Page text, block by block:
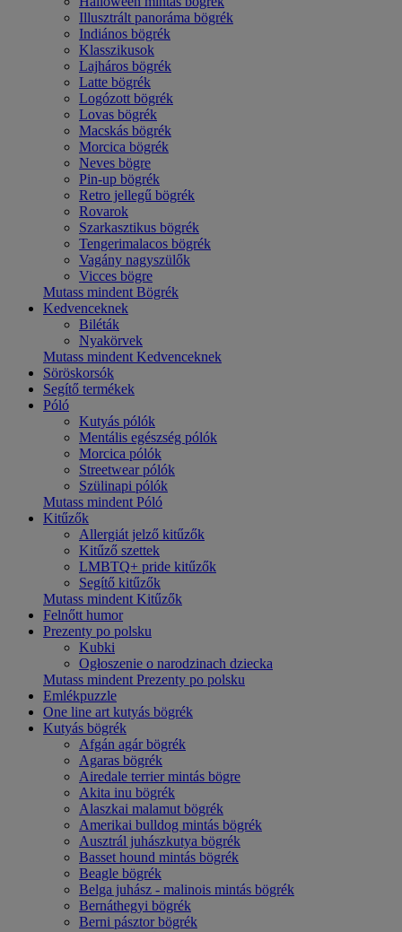
Illusztrált panoráma bögrék
Indiános bögrék
Klasszikusok
Lajháros bögrék
Latte bögrék
Logózott bögrék
Lovas bögrék
Macskás bögrék
Morcica bögrék
Neves bögre
Pin-up bögrék
Retro jellegű bögrék
Rovarok
Szarkasztikus bögrék
Tengerimalacos bögrék
Vagány nagyszülők
Vicces bögre
Mutass mindent Bögrék
Kedvenceknek
Biléták
Nyakörvek
Mutass mindent Kedvenceknek
Söröskorsók
Segítő termékek
Póló
Kutyás pólók
Mentális egészség pólók
Morcica pólók
Streetwear pólók
Szülinapi pólók
Mutass mindent Póló
Kitűzők
Allergiát jelző kitűzők
Kitűző szettek
LMBTQ+ pride kitűzők
Segítő kitűzők
Mutass mindent Kitűzők
Felnőtt humor
Prezenty po polsku
Kubki
Ogłoszenie o narodzinach dziecka
Mutass mindent Prezenty po polsku
Emlékpuzzle
One line art kutyás bögrék
Kutyás bögrék
Afgán agár bögrék
Agaras bögrék
Airedale terrier mintás bögre
Akita inu bögrék
Alaszkai malamut bögrék
Amerikai bulldog mintás bögrék
Ausztrál juhászkutya bögrék
Basset hound mintás bögrék
Beagle bögrék
Belga juhász - malinois mintás bögrék
Bernáthegyi bögrék
Berni pásztor bögrék